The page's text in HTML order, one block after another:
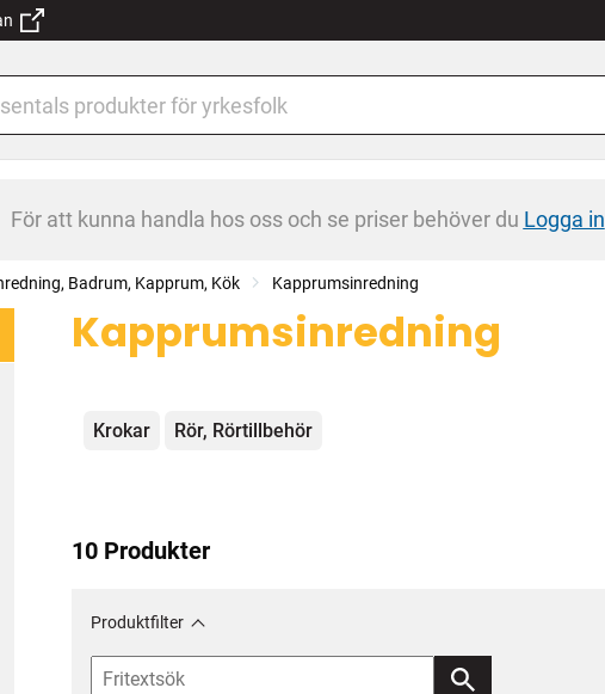
För att kunna handla hos oss och se priser behöver du Logga in
Badrum, Kapprum, Kök Kapprumsinredning
Kapprumsinredning
Kategorier
Krokar Rör, Rörtillbehör
10 Produkter
Produktfilter